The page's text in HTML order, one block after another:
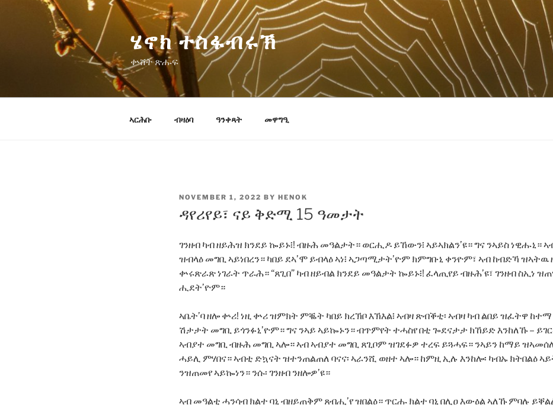
ሄኖክ ተስፋብሩኽ
ቍሸት ጽሑፍ
ኣርሕቡ ብዛዕባ ዓንቀጻት መዋግዒ
POSTED
NOVEMBER 1, 2022 BY HENOK
ዳየሪየይ፣ ናይ ቅድሚ 15 ዓመታት
ገንዘብ ካብ ዘይሕዝ ክንደይ ኰይኑ፧! ብዙሕ መዓልታት። ወርሒዶ ይኸውን፧ ኣይኣክልን’ዩ። ግና ንኣይስ ነዊሑኒ።
ዝብላዕ መግቢ ኣይነበረን። ካበይ ደኣ’ሞ ይብላዕ ኣነ፧ ኣጋጣሚታት’ዮም ክምግቡኒ ቀንዮም፣ ኣብ ከብድኻ
ቍሩጽራጽ ነገራት ጥራሕ። “ጸጊበ” ካብ ዘይብል ክንደይ መዓልታት ኰይኑ፧! ፈላጢየይ ብዙሕ’ዩ፣ ገንዘብ ስኢነ
ሒደት’ዮም።
ኣቤት’ባ ዘሎ ቍሪ! ነዚ ቍሪ ዝምክት ምቘት ካበይ ክረኽቦ እኽእል፧ ኣብዛ ጽብቕቲ፡ ኣብዛ ካብ ልበይ ዝፈትዋ
ሽታታት መግቢ ይጎንፉኒ’ዮም። ግና ንኣይ ኣይኰኑን። ብጥምየት ተሓስየ በቲ ጐደናታታ ክኸይድ እንከለኹ –
ኣብያተ መግቢ ብዙሕ መግቢ ኣሎ። ኣብ ኣብያተ መግቢ ጸጊቦም ዝገደፉዎ ተረፍ ይጓሓፍ። ንኣይን ከማይ
ሓይሊ ምሃበና። ኣብቲ ድኳናት ዝተንጠልጠለ ባናና፡ ኣራንሺ ወዘተ ኣሎ። ከምዚ ኢሉ እንከሎ፡ ካብኡ ክትበልዕ
ንዝጠመየ ኣይኰነን። ንሱ፡ ገንዘብ ንዘሎዎ’ዩ።
ኣብ መዓልቲ ሓንሳብ ክልተ ባኒ ብዘይጠቅም ጸብሒ’የ ዝበልዕ። ጥርሑ ክልተ ባኒ በሊዐ እውዕል ኣለኹ ምባሉ